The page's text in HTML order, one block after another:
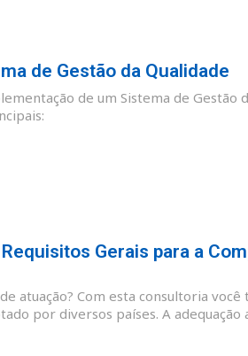
de Gestão da Qualidade
de um Sistema de Gestão
Gerais para a
atuação? Com esta consultoria você
por diversos países. A adequação